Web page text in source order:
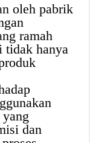
oleh pabrik
ramah
tidak hanya
dan